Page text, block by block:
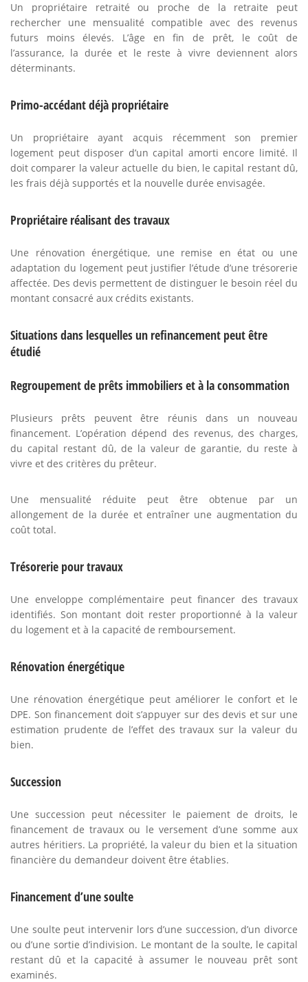
Un propriétaire retraité ou proche de la retraite peut
rechercher une mensualité compatible avec des revenus
futurs moins élevés. L’âge en fin de prêt, le coût de
l’assurance, la durée et le reste à vivre deviennent alors
déterminants.
Primo-accédant déjà propriétaire
Un propriétaire ayant acquis récemment son premier
logement peut disposer d’un capital amorti encore limité. Il
doit comparer la valeur actuelle du bien, le capital restant dû,
les frais déjà supportés et la nouvelle durée envisagée.
Propriétaire réalisant des travaux
Une rénovation énergétique, une remise en état ou une
adaptation du logement peut justifier l’étude d’une trésorerie
affectée. Des devis permettent de distinguer le besoin réel du
montant consacré aux crédits existants.
Situations dans lesquelles un refinancement peut être
étudié
Regroupement de prêts immobiliers et à la consommation
Plusieurs prêts peuvent être réunis dans un nouveau
financement. L’opération dépend des revenus, des charges,
du capital restant dû, de la valeur de garantie, du reste à
vivre et des critères du prêteur.
Une mensualité réduite peut être obtenue par un
allongement de la durée et entraîner une augmentation du
coût total.
Trésorerie pour travaux
Une enveloppe complémentaire peut financer des travaux
identifiés. Son montant doit rester proportionné à la valeur
du logement et à la capacité de remboursement.
Rénovation énergétique
Une rénovation énergétique peut améliorer le confort et le
DPE. Son financement doit s’appuyer sur des devis et sur une
estimation prudente de l’effet des travaux sur la valeur du
bien.
Succession
Une succession peut nécessiter le paiement de droits, le
financement de travaux ou le versement d’une somme aux
autres héritiers. La propriété, la valeur du bien et la situation
financière du demandeur doivent être établies.
Financement d’une soulte
Une soulte peut intervenir lors d’une succession, d’un divorce
ou d’une sortie d’indivision. Le montant de la soulte, le capital
restant dû et la capacité à assumer le nouveau prêt sont
examinés.